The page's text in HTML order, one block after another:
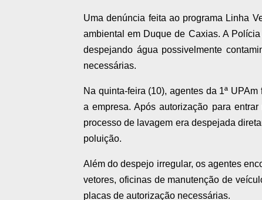
Uma denúncia feita ao programa Linha
ambiental em Duque de Caxias. A
despejando água possivelmente
necessárias.
Na quinta-feira (10), agentes da 1ª
a empresa. Após autorização para
processo de lavagem era despejada
poluição.
Além do despejo irregular, os agentes
vetores, oficinas de manutenção de
placas de autorização necessárias.